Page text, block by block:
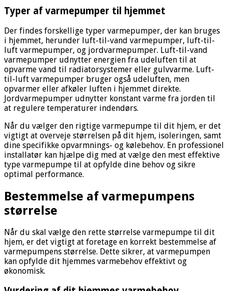
Typer af varmepumper til hjemmet
Der findes forskellige typer varmepumper, der kan bruges
i hjemmet, herunder luft-til-vand varmepumper, luft-til-
luft varmepumper, og jordvarmepumper. Luft-til-vand
varmepumper udnytter energien fra udeluften til at
opvarme vand til radiatorsystemer eller gulvvarme. Luft-
til-luft varmepumper bruger også udeluften, men
opvarmer eller afkøler luften i hjemmet direkte.
Jordvarmepumper udnytter konstant varme fra jorden til
at regulere temperaturer indendørs.
Når du vælger den rigtige varmepumpe til dit hjem, er det
vigtigt at overveje størrelsen på dit hjem, isoleringen, samt
dine specifikke opvarmnings- og kølebehov. En professionel
installatør kan hjælpe dig med at vælge den mest effektive
type varmepumpe til at opfylde dine behov og sikre
optimal performance.
Bestemmelse af varmepumpens
størrelse
Når du skal vælge den rette størrelse varmepumpe til dit
hjem, er det vigtigt at foretage en korrekt bestemmelse af
varmepumpens størrelse. Dette sikrer, at varmepumpen
kan opfylde dit hjemmes varmebehov effektivt og
økonomisk.